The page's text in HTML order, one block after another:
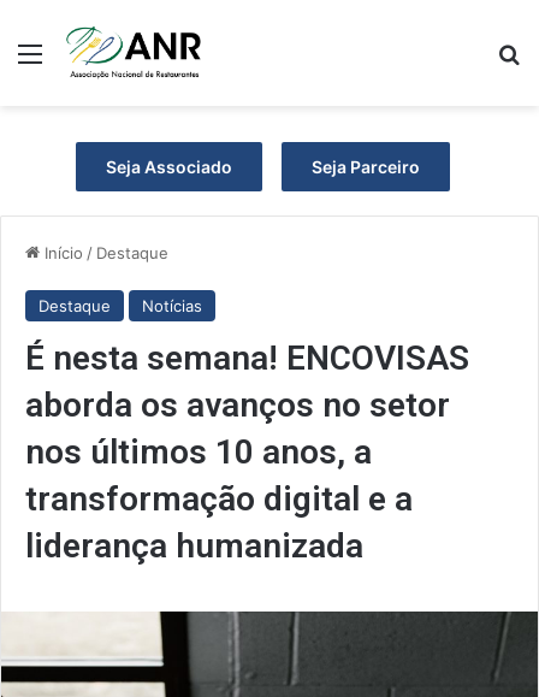
Menu
Seja Associado Seja Parceiro
Início / Destaque
Destaque Notícias
É nesta semana! ENCOVISAS
aborda os avanços no setor
nos últimos 10 anos, a
transformação digital e a
liderança humanizada